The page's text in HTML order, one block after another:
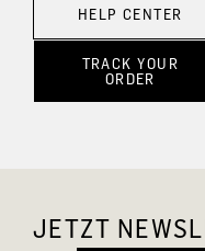
HELP CENTER
TRACK YOUR
ORDER
JETZT